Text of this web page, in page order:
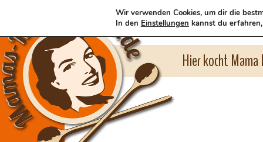
Hier kocht
Wir verwenden Cookies, um dir die
In den Einstellungen kannst du